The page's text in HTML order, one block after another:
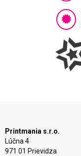
Printmania s.r.o.
Lúčna 4
971 01 Prievidza